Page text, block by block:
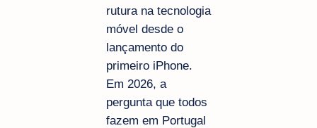
rutura na tecnologia
móvel desde o
lançamento do
primeiro iPhone.
Em 2026, a
pergunta que todos
fazem em Portugal